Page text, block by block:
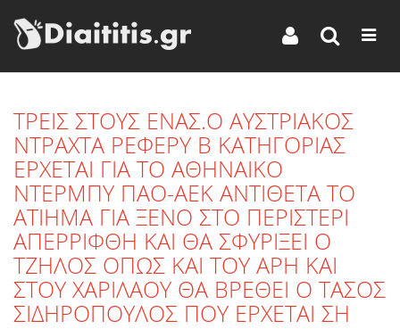
ΤΡΕΙΣ ΣΤΟΥΣ ΕΝΑΣ.Ο ΑΥΣΤΡΙΑΚΟΣ
ΝΤΡΑΧΤΑ ΡΕΦΕΡΥ Β ΚΑΤΗΓΟΡΙΑΣ
ΕΡΧΕΤΑΙ ΓΙΑ ΤΟ ΑΘΗΝΑΙΚΟ
ΝΤΕΡΜΠΥ ΠΑΟ-ΑΕΚ ΑΝΤΙΘΕΤΑ ΤΟ
ΑΤΙΗΜΑ ΓΙΑ ΞΕΝΟ ΣΤΟ ΠΕΡΙΣΤΕΡΙ
ΑΠΕΡΡΙΦΘΗ ΚΑΙ ΘΑ ΣΦΥΡΙΞΕΙ Ο
ΤΖΗΛΟΣ ΟΠΩΣ ΚΑΙ ΤΟΥ ΑΡΗ ΚΑΙ
ΣΤΟΥ ΧΑΡΙΛΑΟΥ ΘΑ ΒΡΕΘΕΙ Ο ΤΑΣΟΣ
ΣΙΔΗΡΟΠΟΥΛΟΣ ΠΟΥ ΕΡΧΕΤΑΙ ΣΗ